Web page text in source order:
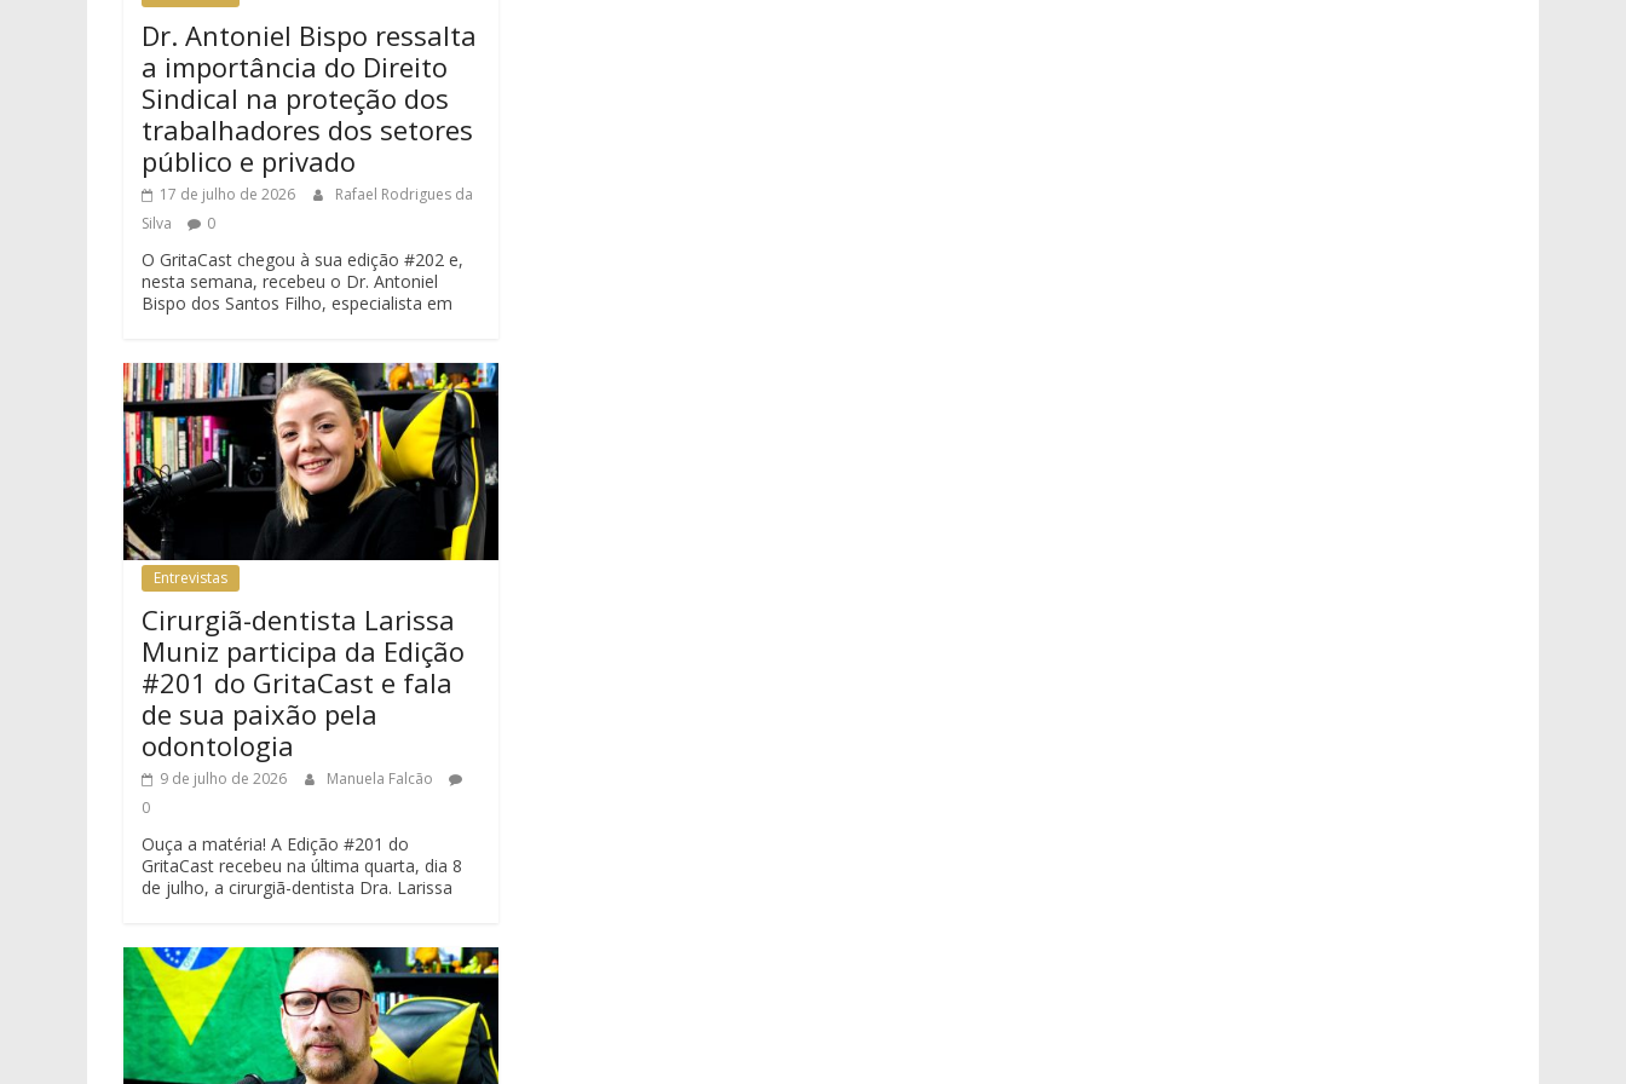
Dr. Antoniel Bispo ressalta
a importância do Direito
Sindical na proteção dos
trabalhadores dos setores
público e privado
17 de julho de 2026
Rafael Rodrigues da
Silva
0
O GritaCast chegou à sua edição #202 e,
nesta semana, recebeu o Dr. Antoniel
Bispo dos Santos Filho, especialista em
Entrevistas
Cirurgiã-dentista Larissa
Muniz participa da Edição
#201 do GritaCast e fala
de sua paixão pela
odontologia
9 de julho de 2026
Manuela Falcão
0
Ouça a matéria! A Edição #201 do
GritaCast recebeu na última quarta, dia 8
de julho, a cirurgiã-dentista Dra. Larissa